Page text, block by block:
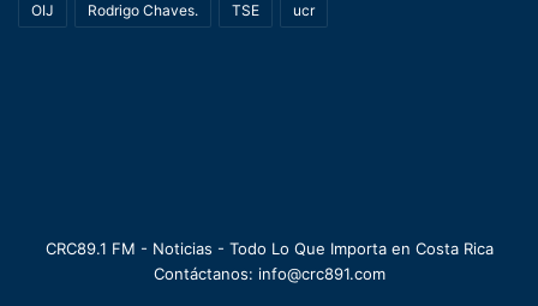
OIJ Rodrigo Chaves. TSE ucr
CRC89.1 FM - Noticias - Todo Lo Que Importa en Costa Rica
Contáctanos: info@crc891.com